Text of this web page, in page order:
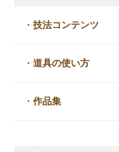
・技法コンテンツ
・道具の使い方
・作品集